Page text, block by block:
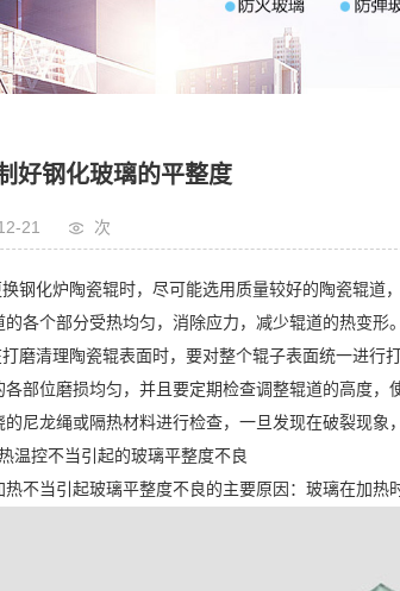
好钢化玻璃的平整度
21 次
化炉陶瓷辊时，尽可能选用质量较好的陶瓷辊道
各个部分受热均匀，消除应力，减少辊道的热变形。
清理陶瓷辊表面时，要对整个辊子表面统一进行
各部位磨损均匀，并且要定期检查调整辊道的高度
的尼龙绳或隔热材料进行检查，一旦发现在破裂现象
控不当引起的玻璃平整度不良
当引起玻璃平整度不良的主要原因：玻璃在加热